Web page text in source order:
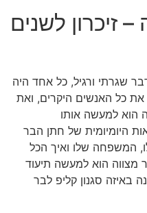
זיכרון לשנים
שגרתי ורגיל, כל אחד היה
את כל האנשים היקרים, ואת
הוא למעשה אותו
היומיומית של חתן הבר
המשפחה שלו ואיך הכל
בן 13. קליפ לבר מצווה הוא למעשה תיעוד
באיזה סגנון קליפ לבר